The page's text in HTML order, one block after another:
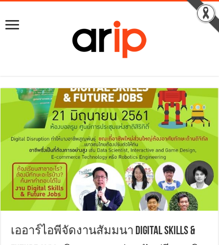
เออาร์ไอพีจัดงานสัมมนา Digital Skills &